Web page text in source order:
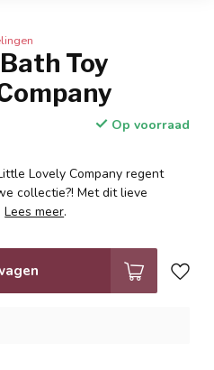
Toy
Op voorraad
Lovely Company regent
collectie?! Met dit lieve
Lees meer.